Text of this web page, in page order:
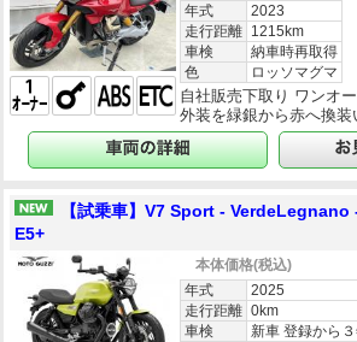
年式
2023
走行距離 1215km
車検
納車時再取得
色
ロッソマグマ
自社販売下取り ワンオ
外装を緑銀から赤へ換装
【試乗車】V7 Sport - VerdeLegnano
E5+
本体価格(税込)
年式
2025
走行距離 0km
車検
新車 登録から